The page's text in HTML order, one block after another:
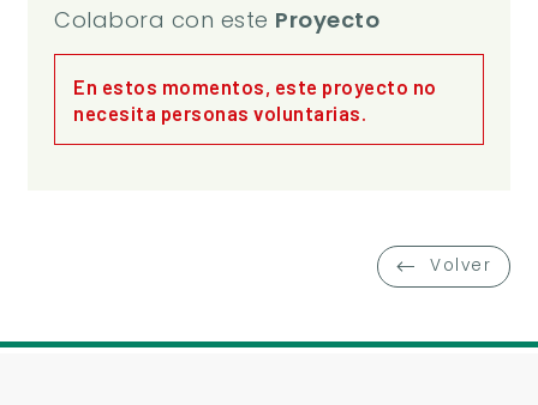
Colabora con este Proyecto
En estos momentos, este proyecto no
necesita personas voluntarias.
Volver